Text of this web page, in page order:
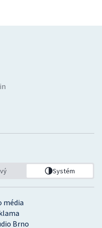
média
Brno
Systém